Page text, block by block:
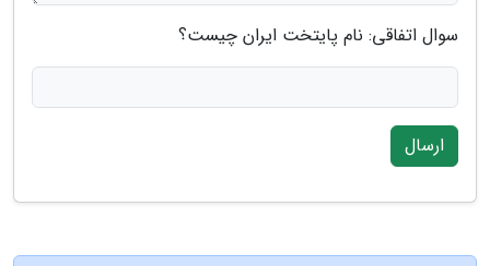
سوال اتفاقی: نام پایتخت ایران چیست؟
ارسال